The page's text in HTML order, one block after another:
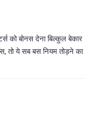
को बोनस देना बिल्कुल बेकार
तो ये सब बस नियम तोड़ने का